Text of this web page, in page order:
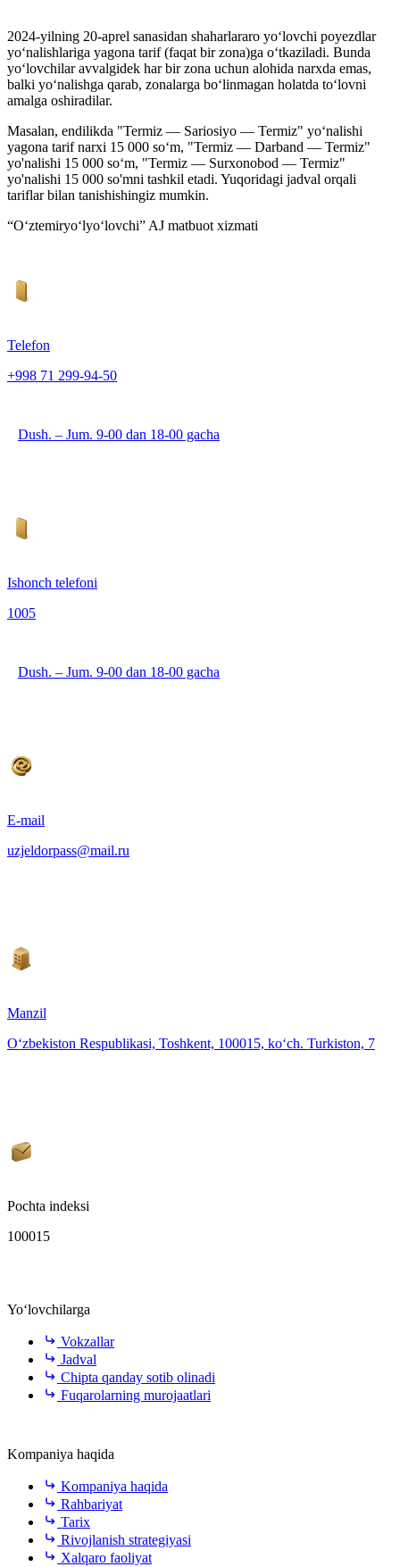
2024-yilning 20-aprel sanasidan shaharlararo yo‘lovchi poyezdlar
yo‘nalishlariga yagona tarif (faqat bir zona)ga o‘tkaziladi. Bunda
yo‘lovchilar avvalgidek har bir zona uchun alohida narxda emas,
balki yo‘nalishga qarab, zonalarga bo‘linmagan holatda to‘lovni
amalga oshiradilar.
Masalan, endilikda "Termiz — Sariosiyo — Termiz" yo‘nalishi
yagona tarif narxi 15 000 so‘m, "Termiz — Darband — Termiz"
yo'nalishi 15 000 so‘m, "Termiz — Surxonobod — Termiz"
yo'nalishi 15 000 so'mni tashkil etadi. Yuqoridagi jadval orqali
tariflar bilan tanishishingiz mumkin.
“O‘ztemiryo‘lyo‘lovchi” AJ matbuot xizmati
Telefon
+998 71 299-94-50
Dush. – Jum. 9-00 dan 18-00 gacha
Ishonch telefoni
1005
Dush. – Jum. 9-00 dan 18-00 gacha
E-mail
uzjeldorpass@mail.ru
Manzil
O‘zbekiston Respublikasi, Toshkent, 100015, ko‘ch. Turkiston, 7
Pochta indeksi
100015
Yo‘lovchilarga
Vokzallar
Jadval
Chipta qanday sotib olinadi
Fuqarolarning murojaatlari
Kompaniya haqida
Kompaniya haqida
Rahbariyat
Tarix
Rivojlanish strategiyasi
Xalqaro faoliyat